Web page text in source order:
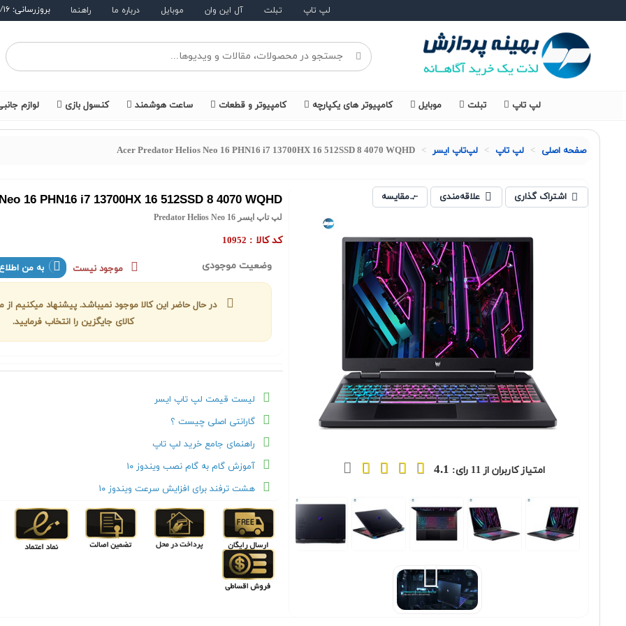
لپ تاپ تبلت آل این وان موبایل درباره ما راهنما بروزرسانی: ۱۴۰۵/۵/۱۶
لپ تاپ تبلت موبایل کامپیوتر های یکپارچه کامپیوتر و قطعات ساعت هوشمند کنسول بازی لوازم
صفحه اصلی لپ تاپ لپ‌تاپ ایسر Acer Predator Helios Neo 16 PHN16 i7 13700HX 16 512SSD 8 4070 WQHD
اشتراک گذاری علاقه‌مندی مقایسه
امتیاز کاربران از11 رای: 4.1
Previous
Next
16 PHN16 i7 13700HX 16 512SSD 8 4070 WQHD
لپ تاپ ایسر Predator Helios Neo 16
کد کالا : 10952
وضعیت موجودی موجود نیست به من
در حال حاضر این کالا موجود نمیباشد. پیشنهاد میکنیم
کالای جایگزین را انتخاب فرمایید.
لیست قیمت لپ تاپ ايسر
گارانتی اصلی چیست ؟
راهنمای جامع خرید لپ تاپ
آموزش گام به گام نصب ویندوز ۱۰
هشت ترفند برای افزایش سرعت ویندوز ۱۰